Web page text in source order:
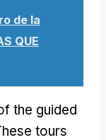
de la
QUE
the guided
tours